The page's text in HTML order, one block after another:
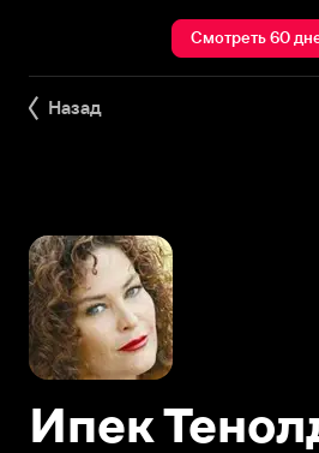
Смотреть 60
Назад
Ипек